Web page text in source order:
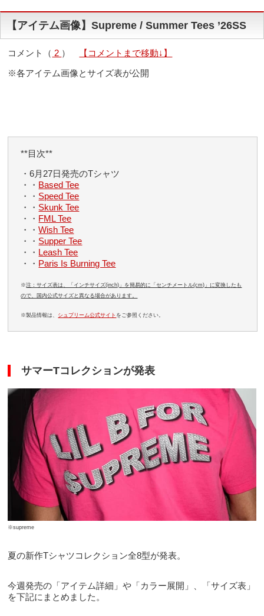
【アイテム画像】Supreme / Summer Tees ’26SS
コメント（ 2 ）
【コメントまで移動↓】
※各アイテム画像とサイズ表が公開
**目次**
・6月27日発売のTシャツ
・・ Based Tee
・・ Speed Tee
・・ Skunk Tee
・・ FML Tee
・・Wish Tee
・・ Supper Tee
・・ Leash Tee
・・ Paris Is Burning Tee
※注：サイズ表は、「インチサイズ(inch)」を簡易的に「センチメートル(cm)」に変換したも
ので、国内公式サイズと異なる場合があります。
※製品情報は、 シュプリーム公式サイト をご参照ください。
サマーTコレクションが発表
※supreme
夏の新作Tシャツコレクション全8型が発表。
今週発売の「アイテム詳細」や「カラー展開」、「サイズ表」
を下記にまとめました。